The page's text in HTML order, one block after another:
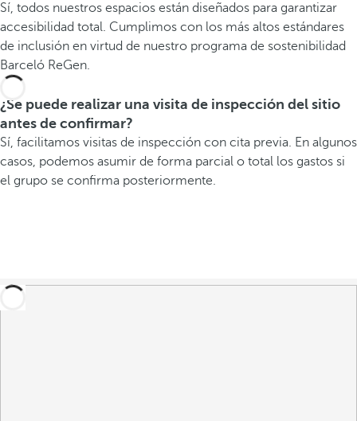
Sí, todos nuestros espacios están diseñados para garantizar
accesibilidad total. Cumplimos con los más altos estándares
de inclusión en virtud de nuestro programa de sostenibilidad
Barceló ReGen.
¿Se puede realizar una visita de inspección del sitio
antes de confirmar?
Sí, facilitamos visitas de inspección con cita previa. En algunos
casos, podemos asumir de forma parcial o total los gastos si
el grupo se confirma posteriormente.